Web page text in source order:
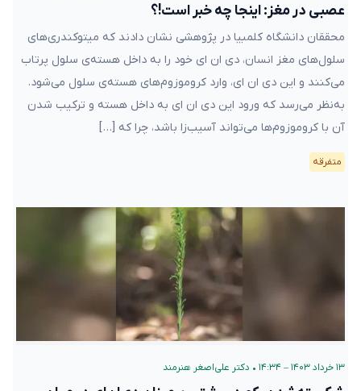
عصبی در مغز: اینجا چه خبر است!؟
محققان دانشگاه کلمبیا در پژوهشی نشان دادند که میتوکندری‌های
سلول‌های مغز انسان، دی ان ای خود را به داخل هسته‌ی سلول پرتاب
می‌کنند و این دی ان ای، وارد کروموزوم‌های هسته‌ی سلول می‌شود.
به‌نظر می‌رسد که ورود این دی ان ای به داخل هسته و ترکیب شدن
آن با کروموزوم‌ها می‌تواند آسیب‌زا باشد، چرا که […]
متفرقه
۱۳ خرداد ۱۴۰۳ – ۱۴:۳۴ • دکتر علی‌اصغر هنرمند